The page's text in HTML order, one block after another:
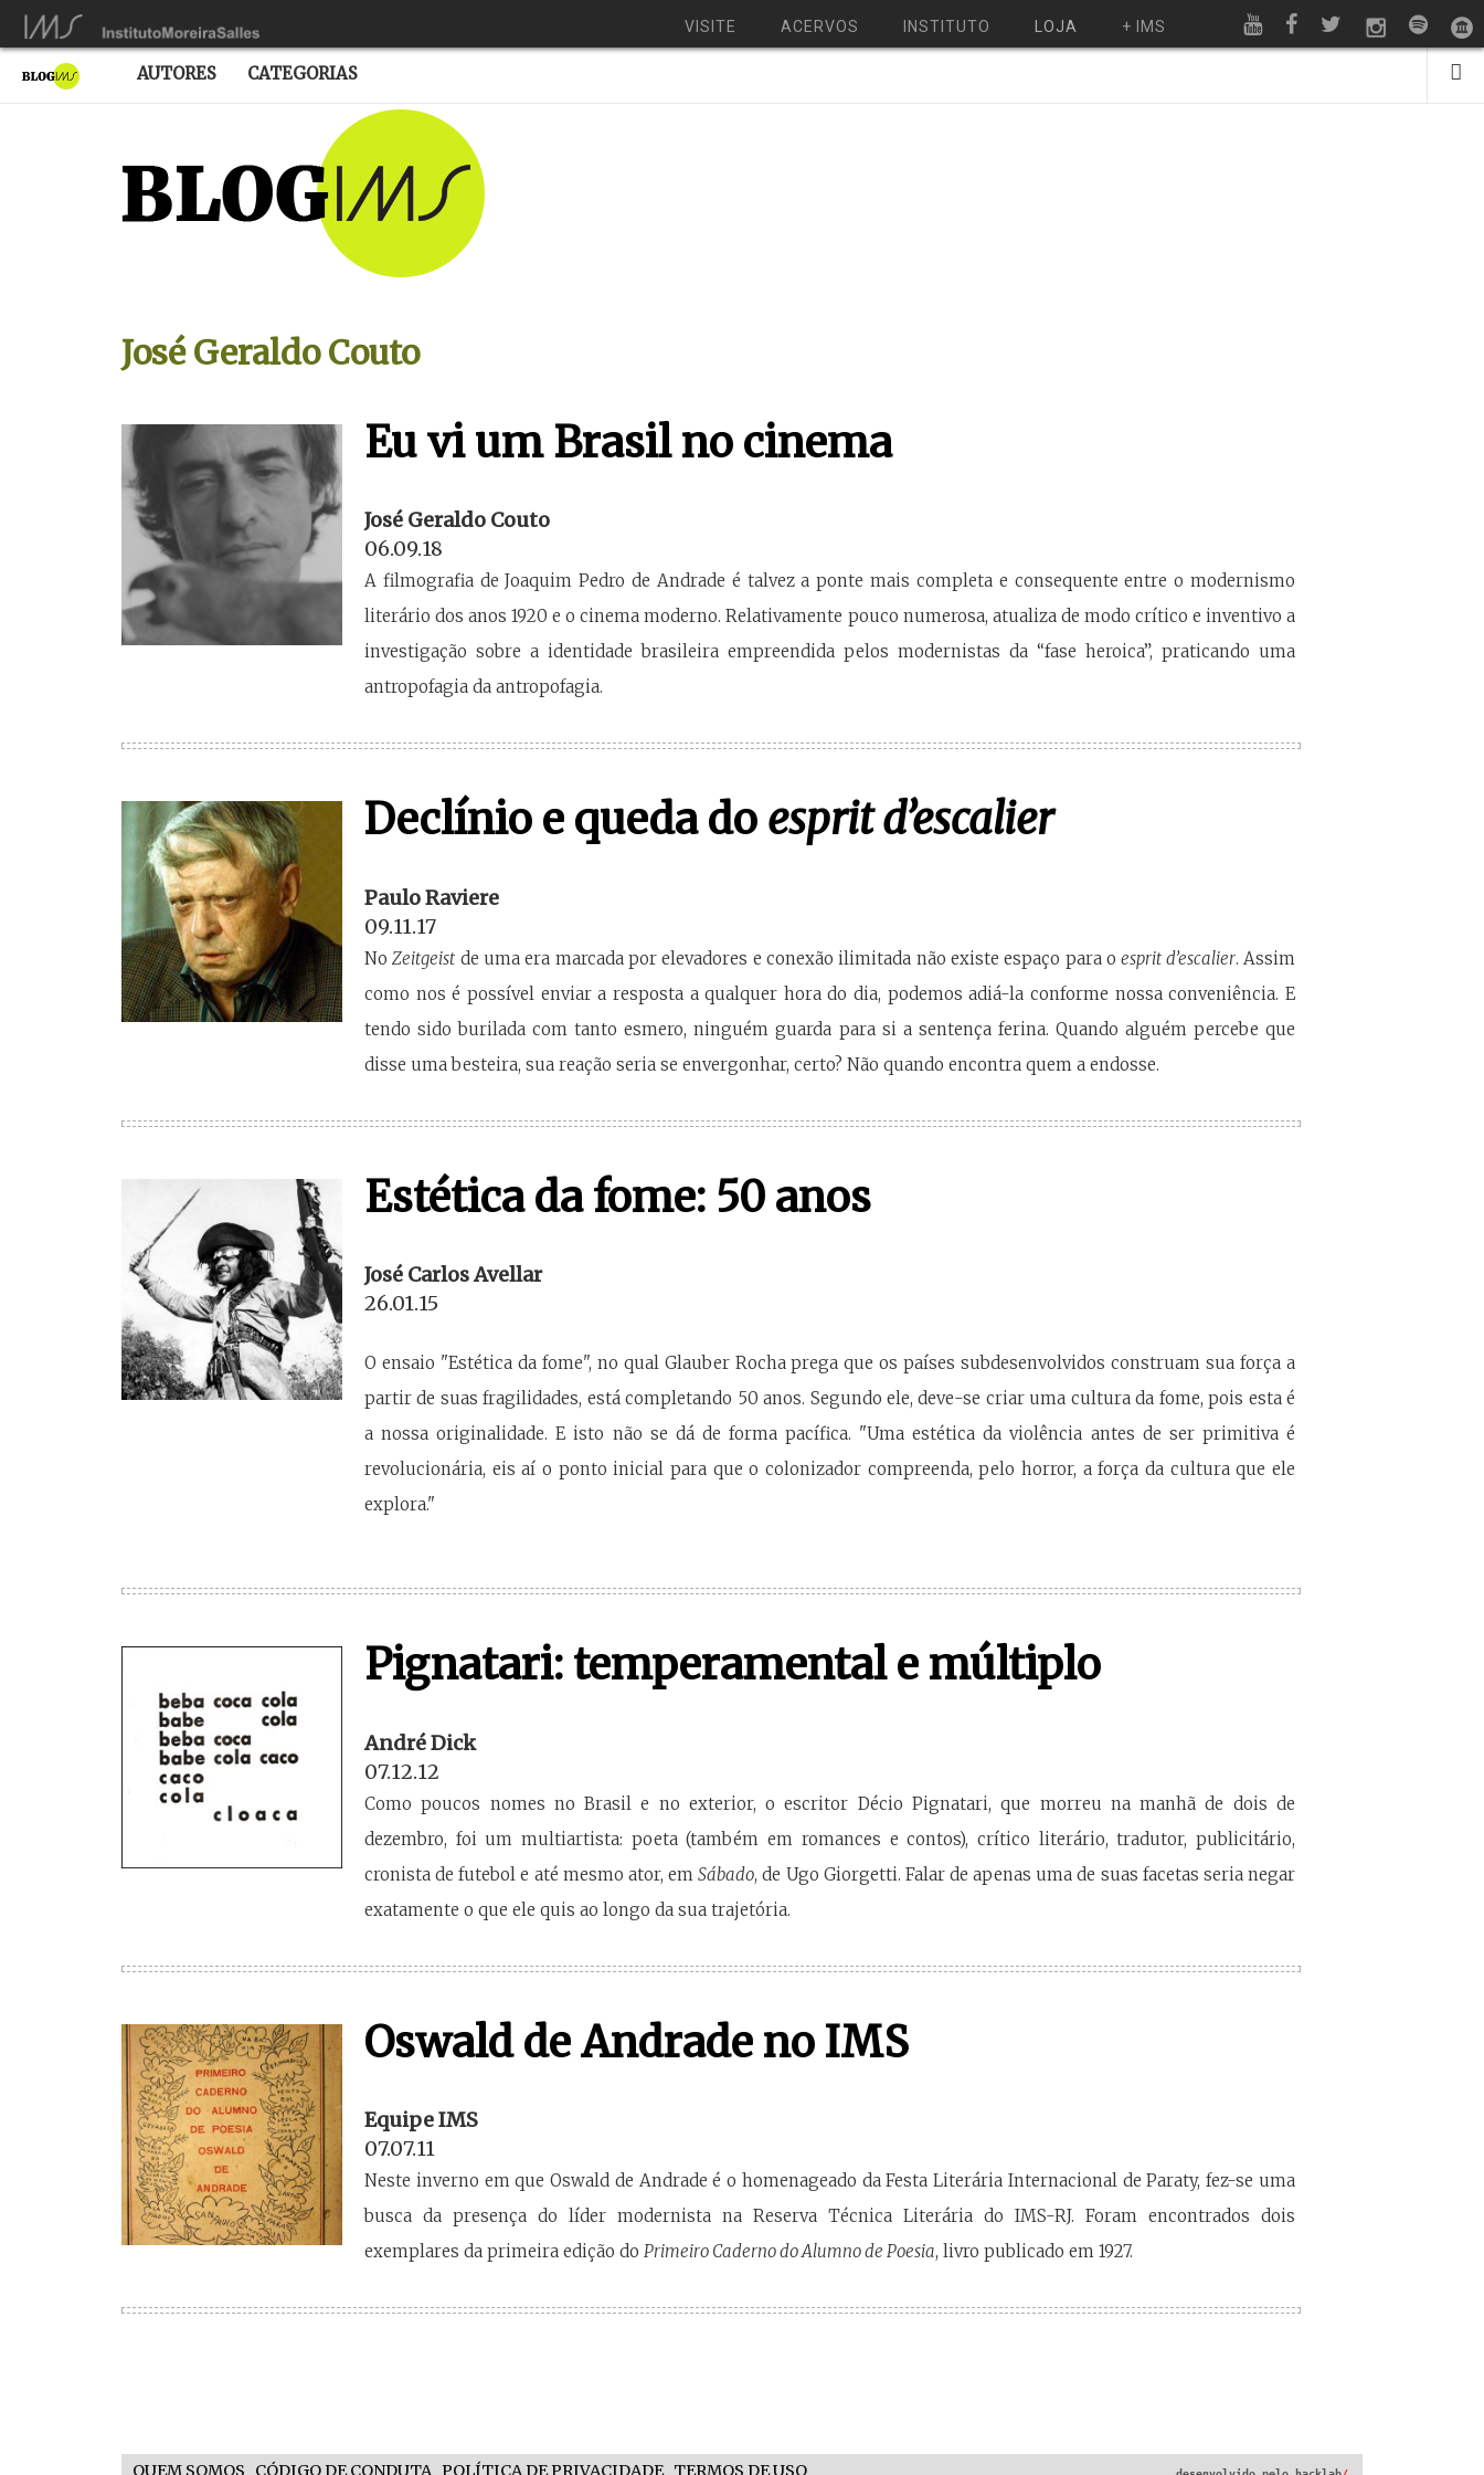
VISITE ACERVOS INSTITUTO LOJA + IMS
AUTORES CATEGORIAS
José Geraldo Couto
Eu vi um Brasil no cinema
José Geraldo Couto
06.09.18
A filmografia de Joaquim Pedro de Andrade é talvez a ponte mais completa e consequente entre o modernismo
literário dos anos 1920 e o cinema moderno. Relativamente pouco numerosa, atualiza de modo crítico e inventivo a
investigação sobre a identidade brasileira empreendida pelos modernistas da “fase heroica”, praticando uma
antropofagia da antropofagia.
Declínio e queda do esprit d’escalier
Paulo Raviere
09.11.17
NoZeitgeist de uma era marcada por elevadores e conexão ilimitada não existe espaço para oesprit d’escalier. Assim
como nos é possível enviar a resposta a qualquer hora do dia, podemos adiá-la conforme nossa conveniência. E
tendo sido burilada com tanto esmero, ninguém guarda para si a sentença ferina. Quando alguém percebe que
disse uma besteira, sua reação seria se envergonhar, certo? Não quando encontra quem a endosse.
Estética da fome: 50 anos
José Carlos Avellar
26.01.15
O ensaio "Estética da fome", no qual Glauber Rocha prega que os países subdesenvolvidos construam sua força a
partir de suas fragilidades, está completando 50 anos. Segundo ele, deve-se criar uma cultura da fome, pois esta é
a nossa originalidade. E isto não se dá de forma pacífica. "Uma estética da violência antes de ser primitiva é
revolucionária, eis aí o ponto inicial para que o colonizador compreenda, pelo horror, a força da cultura que ele
explora."
Pignatari: temperamental e múltiplo
André Dick
07.12.12
Como poucos nomes no Brasil e no exterior, o escritor Décio Pignatari, que morreu na manhã de dois de
dezembro, foi um multiartista: poeta (também em romances e contos), crítico literário, tradutor, publicitário,
cronista de futebol e até mesmo ator, emSábado, de Ugo Giorgetti. Falar de apenas uma de suas facetas seria negar
exatamente o que ele quis ao longo da sua trajetória.
Oswald de Andrade no IMS
Equipe IMS
07.07.11
Neste inverno em que Oswald de Andrade é o homenageado da Festa Literária Internacional de Paraty, fez-se uma
busca da presença do líder modernista na Reserva Técnica Literária do IMS-RJ. Foram encontrados dois
exemplares da primeira edição do Primeiro Caderno do Alumno de Poesia, livro publicado em 1927.
QUEM SOMOS CÓDIGO DE CONDUTA POLÍTICA DE PRIVACIDADE TERMOS DE USO